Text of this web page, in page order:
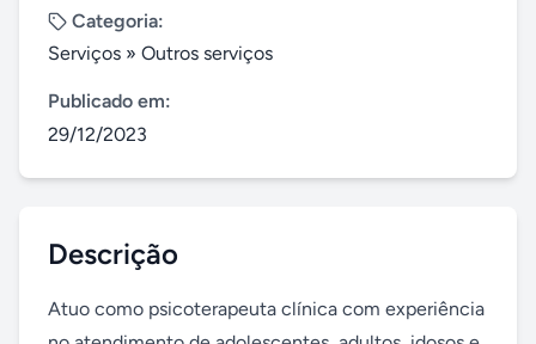
Categoria:
Serviços » Outros serviços
Publicado em:
29/12/2023
Descrição
Atuo como psicoterapeuta clínica com experiência